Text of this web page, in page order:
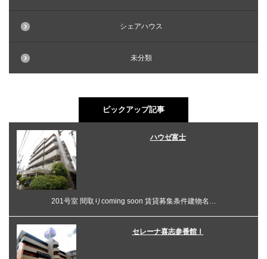
シェアハウス
未分類
ピックアップ記事
ハウゼ富士
201号室 間取りcoming soon 賃貸募集条件建物名…
セレーナ喜志参番館Ⅰ